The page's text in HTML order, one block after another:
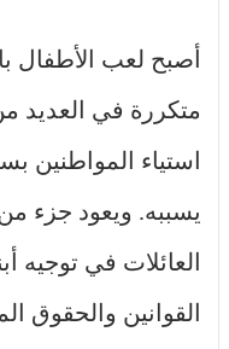
أصبح لعب الأطفال
متكررة في العديد من
استياء المواطنين
يسببه. ويعود جزء
العائلات في توجيه
القوانين والحقوق